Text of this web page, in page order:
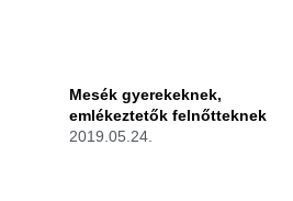
Mesék gyerekeknek,
emlékeztetők felnőtteknek
2019.05.24.